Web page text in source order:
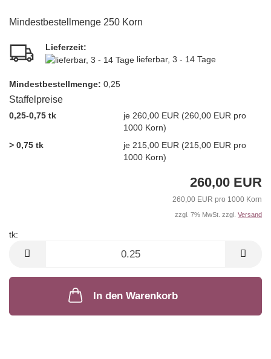
Mindestbestellmenge 250 Korn
Lieferzeit:
lieferbar, 3 - 14 Tage
Mindest­bestellmenge: 0,25
Staffelpreise
0,25-0,75 tk
je 260,00 EUR (260,00 EUR pro
1000 Korn)
> 0,75 tk
je 215,00 EUR (215,00 EUR pro
1000 Korn)
260,00 EUR
260,00 EUR pro 1000 Korn
zzgl. 7% MwSt. zzgl. Versand
tk:
In den Warenkorb